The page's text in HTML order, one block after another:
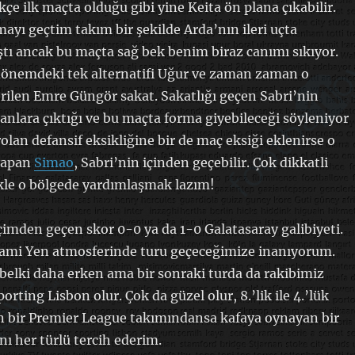
ilk maçta olduğu gibi yine Keita ön plana çıkabilir.
geçtim takım bir şekilde Arda’nın ileri uçta
ancak bu maçta sağ bek benim biraz canımı sıkıyor.
tek alternatifi Uğur ve zaman zaman o
Emre Güngör sakat. Sakatlığı geçen Sabri’nin
çıktığı ve bu maçta forma giyebileceği söyleniyor
defansif eksikliğine bir de maç eksiği eklenirse o
Simao, Sabri’nin içinden geçebilir. Çok dikkatli
o bölgede yardımlaşmak lazım!
geçen skor 0-0 ya da 1-0 Galatasaray galibiyeti.
Yen atmosferinde turu geçeceğimize inanıyorum.
daha erken ama bir sonraki turda da rakibimiz
Lisbon olur. Çok da güzel olur, 8.’lik ile 4.’lük
bir Premier League takımındansa kafaya oynayan bir
her türlü tercih ederim.